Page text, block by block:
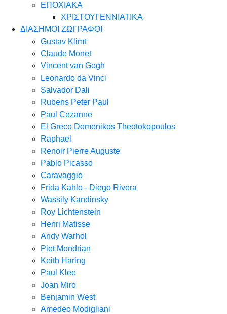
ΕΠΟΧΙΑΚΑ
ΧΡΙΣΤΟΥΓΕΝΝΙΑΤΙΚΑ
ΔΙΑΣΗΜΟΙ ΖΩΓΡΑΦΟΙ
Gustav Klimt
Claude Monet
Vincent van Gogh
Leonardo da Vinci
Salvador Dali
Rubens Peter Paul
Paul Cezanne
El Greco Domenikos Theotokopoulos
Raphael
Renoir Pierre Auguste
Pablo Picasso
Caravaggio
Frida Kahlo - Diego Rivera
Wassily Kandinsky
Roy Lichtenstein
Henri Matisse
Andy Warhol
Piet Mondrian
Keith Haring
Paul Klee
Joan Miro
Benjamin West
Amedeo Modigliani